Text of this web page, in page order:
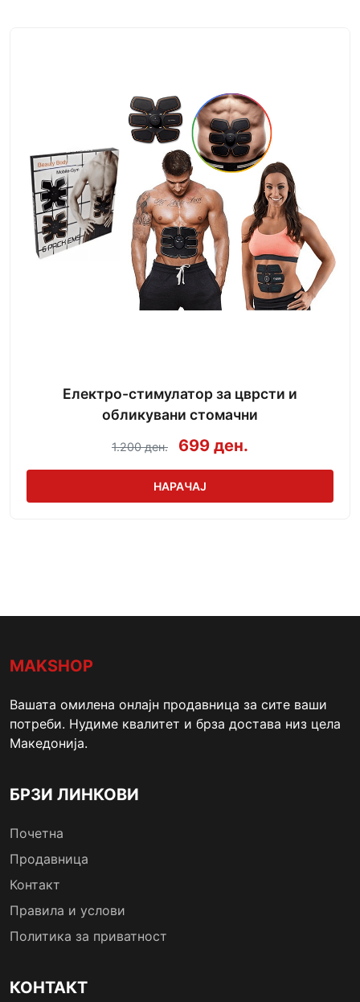
Електро-стимулатор за цврсти и
обликувани стомачни
1.200 ден. 699 ден.
НАРАЧАЈ
MAKSHOP
Вашата омилена онлајн продавница за сите ваши
потреби. Нудиме квалитет и брза достава низ цела
Македонија.
БРЗИ ЛИНКОВИ
Почетна
Продавница
Контакт
Правила и услови
Политика за приватност
КОНТАКТ